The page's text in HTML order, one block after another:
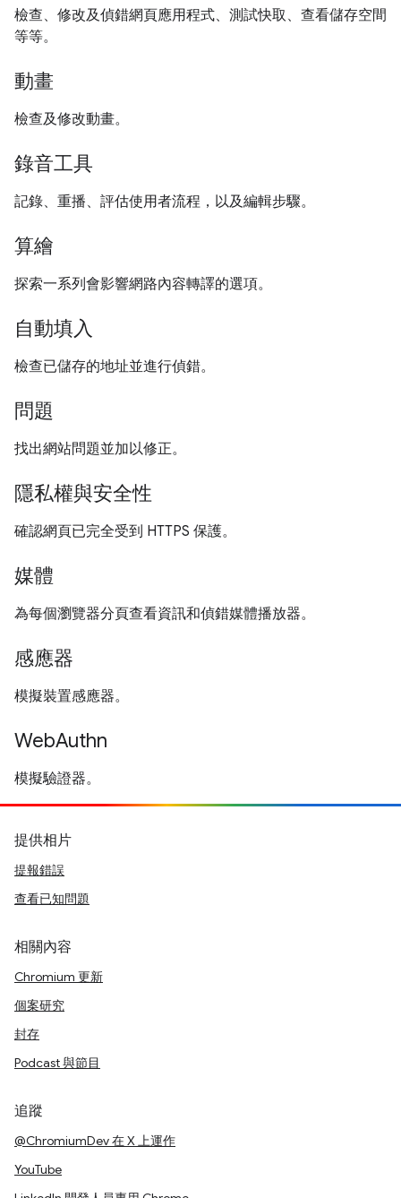
檢查、修改及偵錯網頁應用程式、測試快取、查看儲存空間
等等。
動畫
檢查及修改動畫。
錄音工具
記錄、重播、評估使用者流程，以及編輯步驟。
算繪
探索一系列會影響網路內容轉譯的選項。
自動填入
檢查已儲存的地址並進行偵錯。
問題
找出網站問題並加以修正。
隱私權與安全性
確認網頁已完全受到 HTTPS 保護。
媒體
為每個瀏覽器分頁查看資訊和偵錯媒體播放器。
感應器
模擬裝置感應器。
WebAuthn
模擬驗證器。
提供相片
提報錯誤
查看已知問題
相關內容
Chromium 更新
個案研究
封存
Podcast 與節目
追蹤
@ChromiumDev 在 X 上運作
YouTube